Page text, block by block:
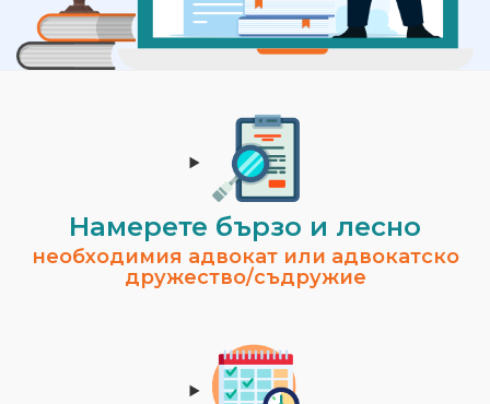
Намерете бързо и лесно
необходимия адвокат или адвокатско
дружество/съдружие